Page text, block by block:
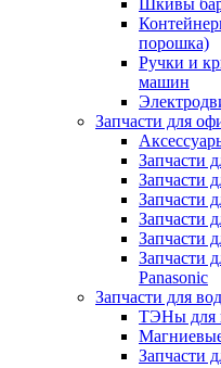
Шкивы
порошка)
Ручки и
машин
Запчасти для
Запчасти
Запчасти
Запчасти
Запчасти
Запчасти
Запчасти
Panasonic
Запчасти для
ТЭНы для
Запчасти